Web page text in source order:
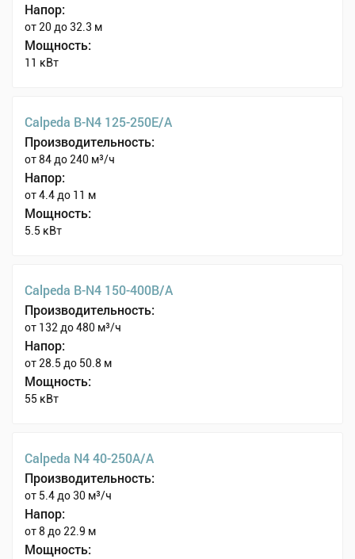
Напор:
от 20 до 32.3 м
Мощность:
11 кВт
Calpeda B-N4 125-250E/A
Производительность:
от 84 до 240 м³/ч
Напор:
от 4.4 до 11 м
Мощность:
5.5 кВт
Calpeda B-N4 150-400B/A
Производительность:
от 132 до 480 м³/ч
Напор:
от 28.5 до 50.8 м
Мощность:
55 кВт
Calpeda N4 40-250A/A
Производительность:
от 5.4 до 30 м³/ч
Напор:
от 8 до 22.9 м
Мощность: